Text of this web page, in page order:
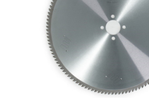
หมวดสินค้าที่สนใจ :
รายละเอียดเพิ่มเติม :